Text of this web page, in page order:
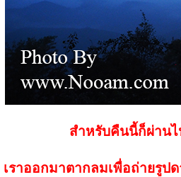
สำหรับคืนนี้ก็ผ่าน
เราออกมาตากลมเพื่อถ่ายรูป